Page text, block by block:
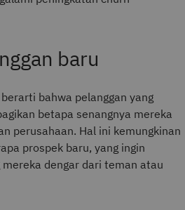
baru
bahwa pelanggan yang
betapa senangnya mereka
perusahaan. Hal ini kemungkinan
prospek baru, yang ingin
dengar dari teman atau